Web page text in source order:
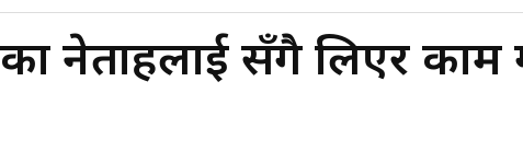
नेताहरुलाई सँगै लिएर काम